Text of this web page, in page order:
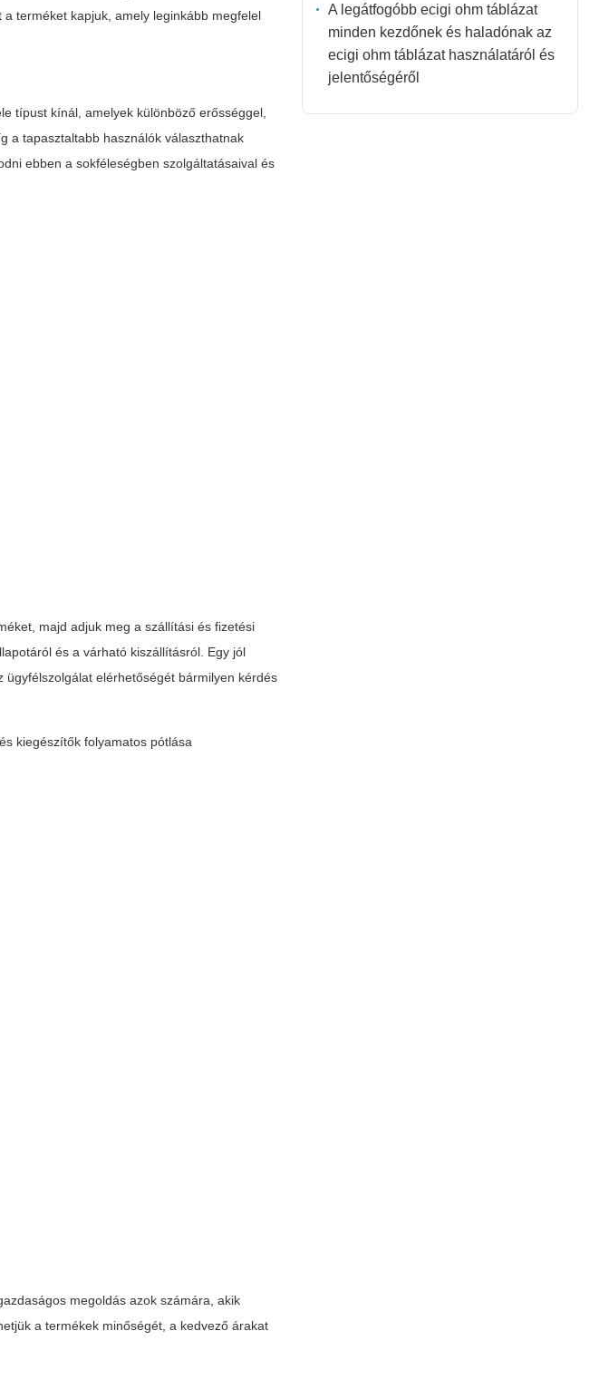
terméket kapjuk, amely leginkább megfelel
típust kínál, amelyek különböző erősséggel,
a tapasztaltabb használók választhatnak
ebben a sokféleségben szolgáltatásaival és
majd adjuk meg a szállítási és fizetési
és a várható kiszállításról. Egy jól
elérhetőségét bármilyen kérdés
kiegészítők folyamatos pótlása
megoldás azok számára, akik
a termékek minőségét, a kedvező árakat
A legátfogóbb ecigi ohm táblázat
minden kezdőnek és haladónak az
ecigi ohm táblázat használatáról és
jelentőségéről